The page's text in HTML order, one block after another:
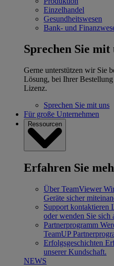
Einzelhandel
Gesundheitswesen
Bank- und
Sprechen Sie mit
Gerne unterstützen wir Sie
Lösung, bei Ihrer
Lizenz.
Sprechen Sie mit uns
Für große Unternehmen
Ressourcen
Erfahren Sie
Über TeamViewer
Geräte sicher
Support kontaktieren
oder wenden Sie sich
Partnerprogramm
TeamUP
Erfolgsgeschichten
unserer Kundschaft.
NEWS